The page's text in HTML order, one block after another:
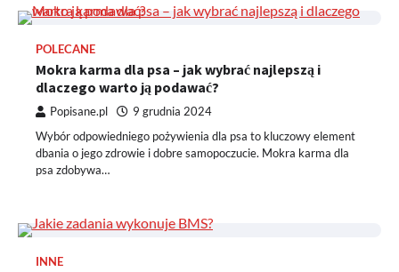
POLECANE
Mokra karma dla psa – jak wybrać najlepszą i
dlaczego warto ją podawać?
Popisane.pl 9 grudnia 2024
Wybór odpowiedniego pożywienia dla psa to kluczowy element
dbania o jego zdrowie i dobre samopoczucie. Mokra karma dla
psa zdobywa…
INNE